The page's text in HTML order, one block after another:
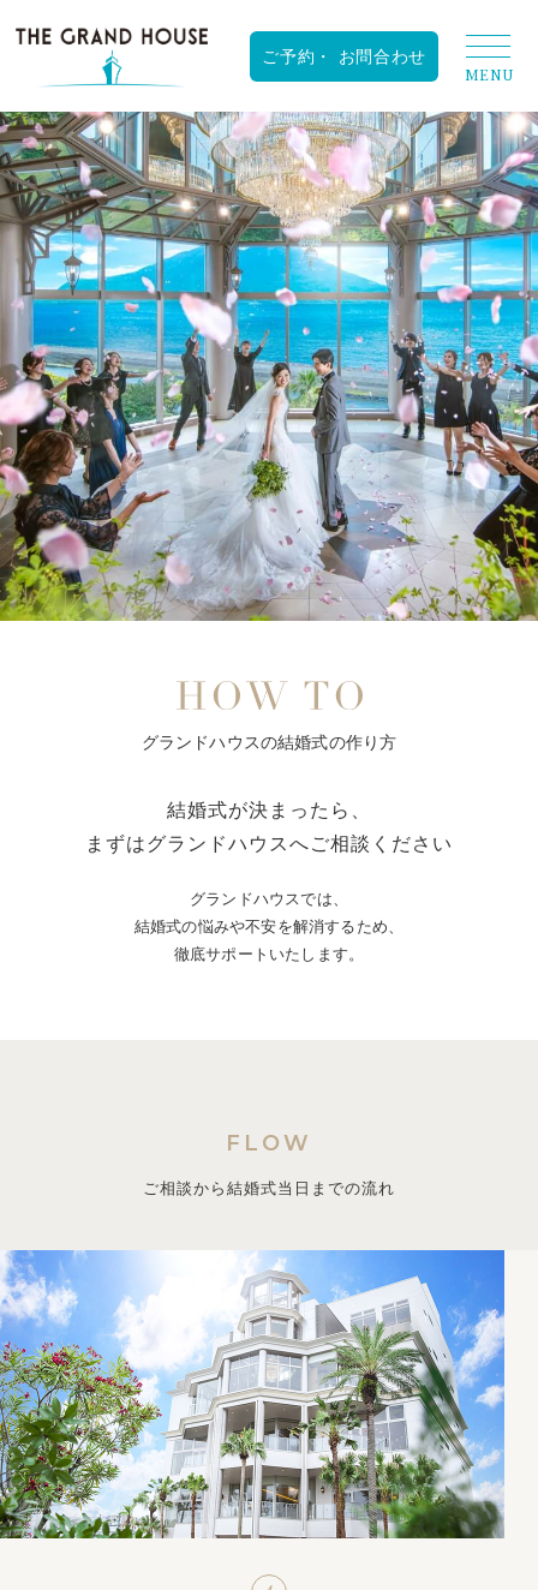
RESERVATION
グランドハウスの結婚式の作り方
結婚式が決まったら、
まずはグランドハウスへご相談ください
グランドハウスでは、
結婚式の悩みや不安を解消するため、
徹底サポートいたします。
FLOW
ご相談から結婚式当日までの流れ